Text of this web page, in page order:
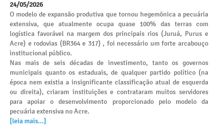
24/05/2026
O modelo de expansão produtiva que tornou hegemônica a pecuária
extensiva, que atualmente ocupa quase 100% das terras com
logística favorável na margem dos principais rios (Juruá, Purus e
Acre) e rodovias (BR364 e 317) , foi necessário um forte arcabouço
institucional público.
Nas mais de seis décadas de investimento, tanto os governos
municipais quanto os estaduais, de qualquer partido político (na
época nem existia a insignificante classificação atual de esquerda
ou direita), criaram instituições e contrataram muitos servidores
para apoiar o desenvolvimento proporcionado pelo modelo da
pecuária extensiva no Acre.
[leia mais...]